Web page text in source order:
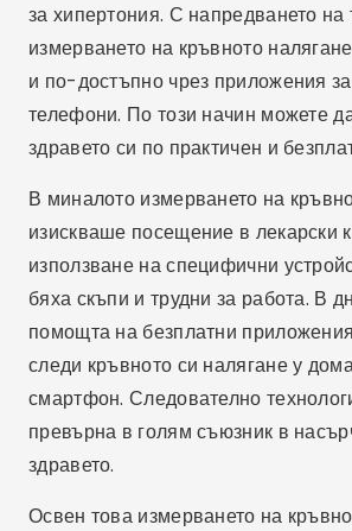
за хипертония. С напредването на
измерването на кръвното
и по-достъпно чрез приложения
телефони. По този начин можете
здравето си по практичен и
В миналото измерването на
изискваше посещение в лекарски
използване на специфични
бяха скъпи и трудни за работа. В
помощта на безплатни
следи кръвното си налягане у
смартфон. Следователно
превърна в голям съюзник в
здравето.
Освен това измерването на